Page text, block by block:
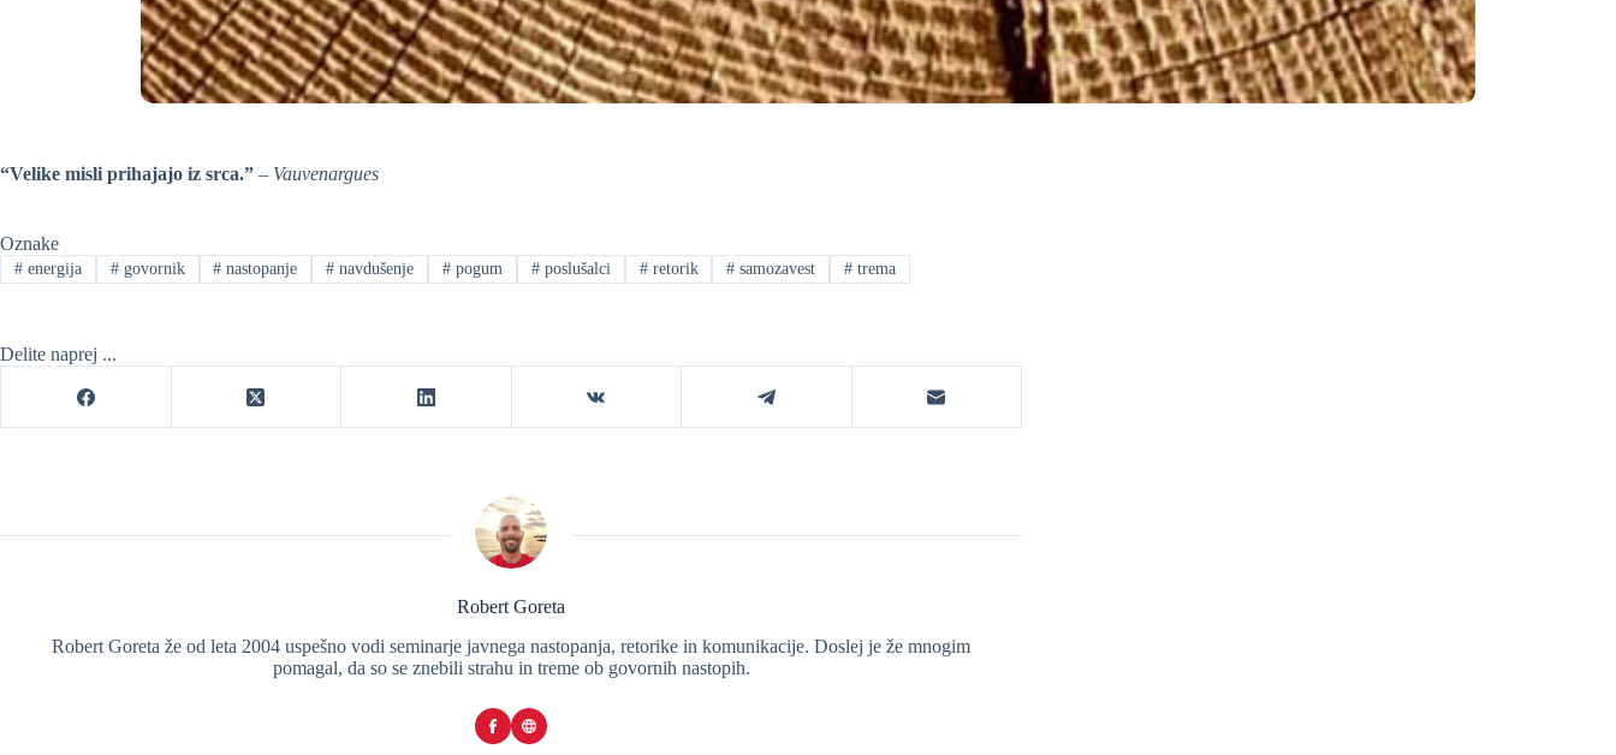
“Velike misli prihajajo iz srca.” – Vauvenargues
Oznake
#energija #govornik # nastopanje # navdušenje # pogum #poslušalci #retorik # samozavest # trema
Delite naprej ...
Robert Goreta
Robert Goreta že od leta 2004 uspešno vodi seminarje javnega nastopanja, retorike in komunikacije. Doslej je že mnogim
pomagal, da so se znebili strahu in treme ob govornih nastopih.